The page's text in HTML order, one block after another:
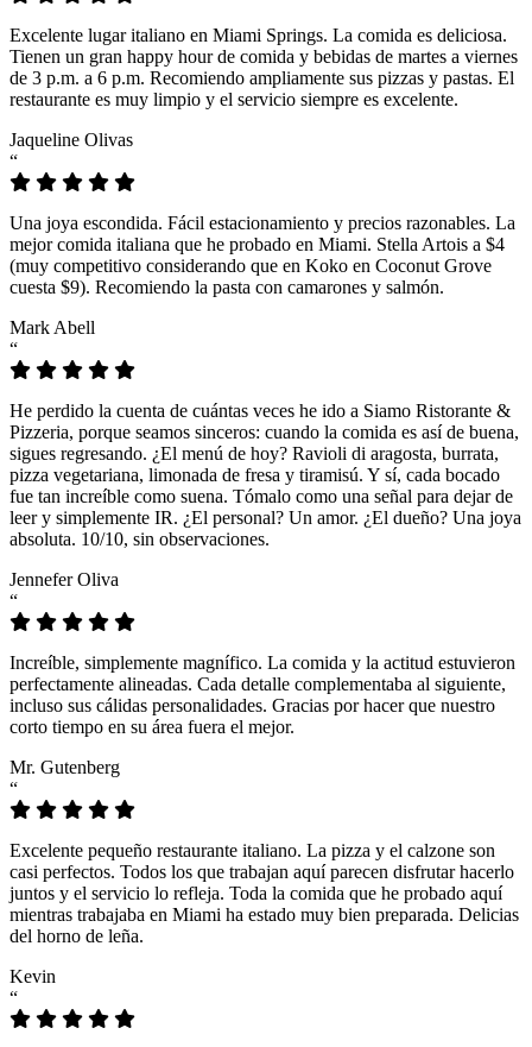
Excelente lugar italiano en Miami Springs. La comida es deliciosa.
Tienen un gran happy hour de comida y bebidas de martes a viernes
de 3 p.m. a 6 p.m. Recomiendo ampliamente sus pizzas y pastas. El
restaurante es muy limpio y el servicio siempre es excelente.
Jaqueline Olivas
“
Una joya escondida. Fácil estacionamiento y precios razonables. La
mejor comida italiana que he probado en Miami. Stella Artois a $4
(muy competitivo considerando que en Koko en Coconut Grove
cuesta $9). Recomiendo la pasta con camarones y salmón.
Mark Abell
“
He perdido la cuenta de cuántas veces he ido a Siamo Ristorante &
Pizzeria, porque seamos sinceros: cuando la comida es así de buena,
sigues regresando. ¿El menú de hoy? Ravioli di aragosta, burrata,
pizza vegetariana, limonada de fresa y tiramisú. Y sí, cada bocado
fue tan increíble como suena. Tómalo como una señal para dejar de
leer y simplemente IR. ¿El personal? Un amor. ¿El dueño? Una joya
absoluta. 10/10, sin observaciones.
Jennefer Oliva
“
Increíble, simplemente magnífico. La comida y la actitud estuvieron
perfectamente alineadas. Cada detalle complementaba al siguiente,
incluso sus cálidas personalidades. Gracias por hacer que nuestro
corto tiempo en su área fuera el mejor.
Mr. Gutenberg
“
Excelente pequeño restaurante italiano. La pizza y el calzone son
casi perfectos. Todos los que trabajan aquí parecen disfrutar hacerlo
juntos y el servicio lo refleja. Toda la comida que he probado aquí
mientras trabajaba en Miami ha estado muy bien preparada. Delicias
del horno de leña.
Kevin
“